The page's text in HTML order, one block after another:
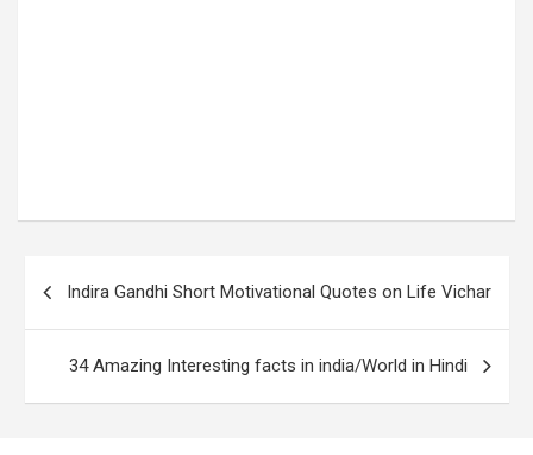
Indira Gandhi Short Motivational Quotes on Life Vichar
34 Amazing Interesting facts in india/World in Hindi